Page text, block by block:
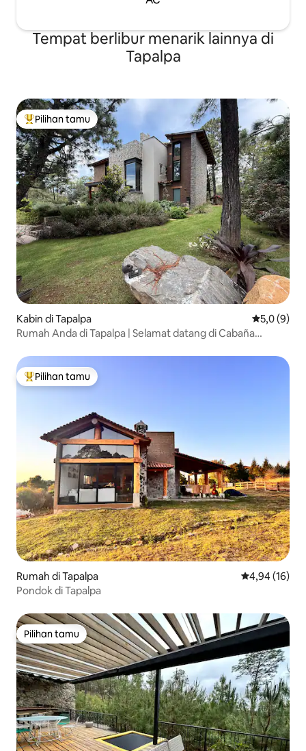
Tempat berlibur menarik lainnya di
Tapalpa
Pilihan tamu terpopuler
Pilihan tamu
Kabin di Tapalpa Nilai rata-
5,0 (9)
Rumah Anda di Tapalpa | Selamat datang di Cabaña
Pilihan tamu terpopuler
Pilihan tamu
Rumah di Tapalpa Nilai rata-rata
4,94 (16)
Pondok di Tapalpa
Pilihan tamu
Pilihan tamu